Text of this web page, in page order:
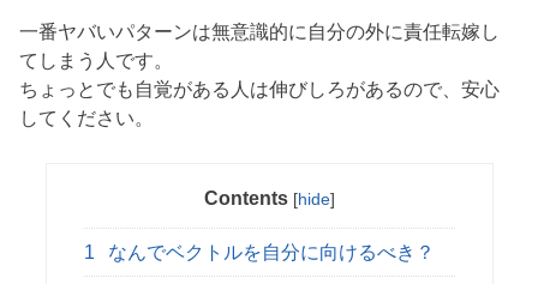
一番ヤバいパターンは無意識的に自分の外に責任転嫁し
てしまう人です。
ちょっとでも自覚がある人は伸びしろがあるので、安心
してください。
Contents [hide]
1 なんでベクトルを自分に向けるべき？